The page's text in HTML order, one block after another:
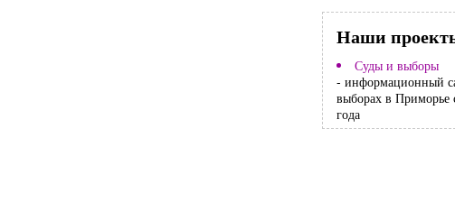
Наши
Суды и выборы
- информационный
выборах в Приморье
года